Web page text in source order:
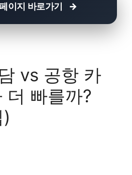
이지 바로가기
vs 공항 카
더 빠를까?